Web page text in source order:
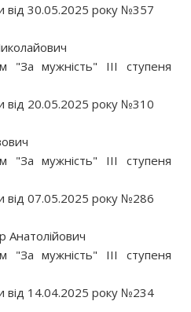
від 30.05.2025 року №357
"За мужність" III ступеня
від 20.05.2025 року №310
"За мужність" III ступеня
від 07.05.2025 року №286
"За мужність" III ступеня
від 14.04.2025 року №234